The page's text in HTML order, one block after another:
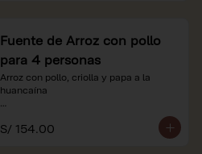
Fuente de Arroz con pollo
para 4 personas
Arroz con pollo, criolla y papa a la
huancaína
*Nuestros precios están expresados en
soles e incluyen impuestos de ley y
S/ 154.00